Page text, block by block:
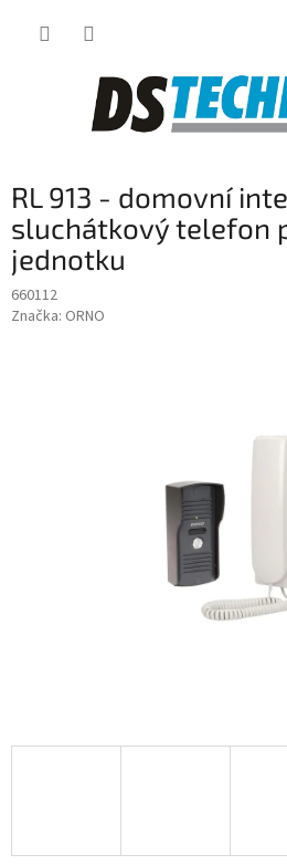
RL 913 - domovní
sluchátkový telefon
jednotku
660112
Značka: ORNO